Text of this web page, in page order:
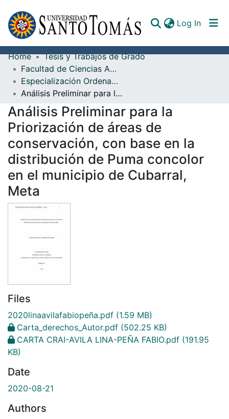
Log In
Communities & Collections
All of DSpace
Documents
Home
Tesis y Trabajos de Grado
Facultad de Ciencias Ambientales
Especialización Ordenamiento y Gestión Integral de Cuencas Hidrográficas
Análisis Preliminar para la Priorización de áreas de conservación, con base en la distribución de Puma concolor en el municipio de Cubarral, Meta
Análisis Preliminar para la
Priorización de áreas de
conservación, con base en la
distribución de Puma concolor
en el municipio de Cubarral,
Meta
Files
2020linaavilafabiopeña.pdf (1.59 MB)
Carta_derechos_Autor.pdf (502.25 KB)
CARTA CRAI-AVILA LINA-PEÑA FABIO.pdf (191.95
KB)
Date
2020-08-21
Authors